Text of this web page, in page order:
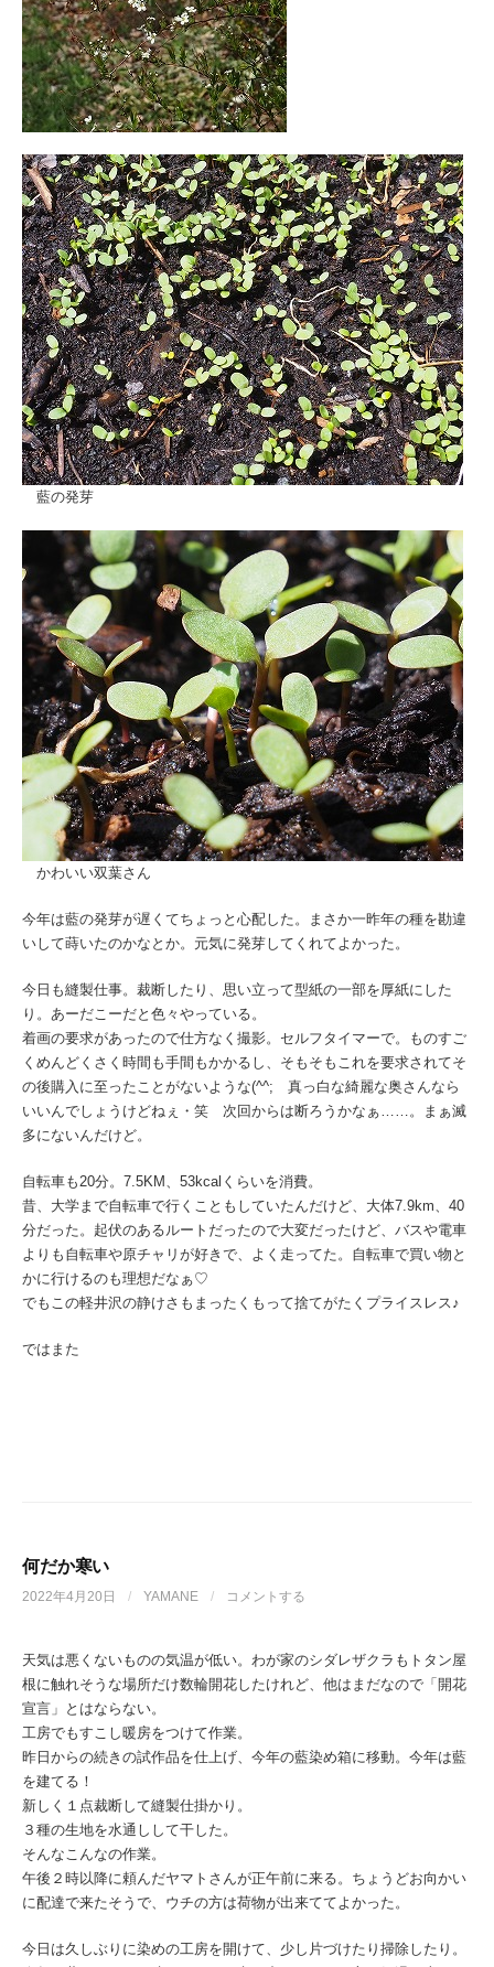
藍の発芽
かわいい双葉さん
今年は藍の発芽が遅くてちょっと心配した。まさか一昨年の種を勘違
いして蒔いたのかなとか。元気に発芽してくれてよかった。
今日も縫製仕事。裁断したり、思い立って型紙の一部を厚紙にした
り。あーだこーだと色々やっている。
着画の要求があったので仕方なく撮影。セルフタイマーで。ものすご
くめんどくさく時間も手間もかかるし、そもそもこれを要求されてそ
の後購入に至ったことがないような(^^; 真っ白な綺麗な奥さんなら
いいんでしょうけどねぇ・笑 次回からは断ろうかなぁ……。まぁ滅
多にないんだけど。
自転車も20分。7.5KM、53kcalくらいを消費。
昔、大学まで自転車で行くこともしていたんだけど、大体7.9km、40
分だった。起伏のあるルートだったので大変だったけど、バスや電車
よりも自転車や原チャリが好きで、よく走ってた。自転車で買い物と
かに行けるのも理想だなぁ♡
でもこの軽井沢の静けさもまったくもって捨てがたくプライスレス♪
ではまた
何だか寒い
2022年4月20日 / YAMANE / コメントする
天気は悪くないものの気温が低い。わが家のシダレザクラもトタン屋
根に触れそうな場所だけ数輪開花したけれど、他はまだなので「開花
宣言」とはならない。
工房でもすこし暖房をつけて作業。
昨日からの続きの試作品を仕上げ、今年の藍染め箱に移動。今年は藍
を建てる！
新しく１点裁断して縫製仕掛かり。
３種の生地を水通しして干した。
そんなこんなの作業。
午後２時以降に頼んだヤマトさんが正午前に来る。ちょうどお向かい
に配達で来たそうで、ウチの方は荷物が出来ててよかった。
今日は久しぶりに染めの工房を開けて、少し片づけたり掃除したり。